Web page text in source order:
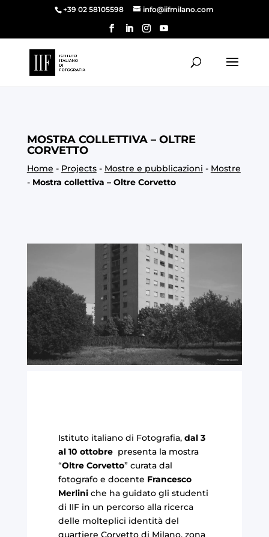
+39 02 58105598 info@iifmilano.com
MOSTRA COLLETTIVA – OLTRE
CORVETTO
Home - Projects- Mostre e pubblicazioni - Mostre
- Mostra collettiva – Oltre Corvetto
Istituto italiano di Fotografia, dal 3
al 10 ottobrepresenta la mostra
“Oltre Corvetto” curata dal
fotografo e docente Francesco
Merliniche ha guidato gli studenti
di IIF in un percorso alla ricerca
delle molteplici identità del
quartiere Corvetto di Milano, zona